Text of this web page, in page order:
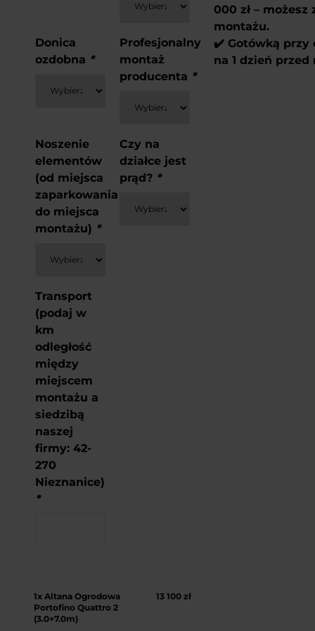
000 zł – możesz
montażu.
✔️ Gotówką przy
na 1 dzień przed
Donica
ozdobna *
Profesjonalny
montaż
producenta *
Noszenie
elementów
(od miejsca
zaparkowania
do miejsca
montażu) *
Czy na
działce jest
prąd? *
Transport
(podaj w
km
odległość
między
miejscem
montażu a
siedzibą
naszej
firmy: 42-
270
Nieznanice)
*
1x Altana Ogrodowa
Portofino Quattro 2
(3.0×7.0m)
13 100 zł